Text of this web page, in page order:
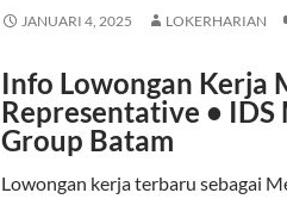
JANUARI 4, 2025 LOKERHARIAN
Info Lowongan Kerja
Representative • IDS
Group Batam
Lowongan kerja terbaru sebagai